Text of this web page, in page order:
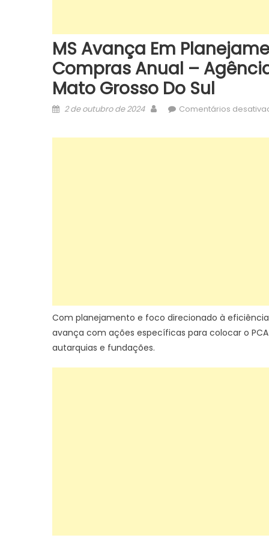
MS Avança Em
Compras Anual –
Mato Grosso Do Sul
Posted
2 de outubro de 2024 AuthorComentários
Com planejamento e foco direcionado à
avança com ações específicas para colocar o
autarquias e fundações.